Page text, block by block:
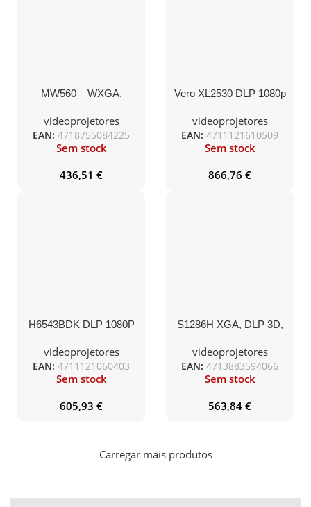
MW560 – WXGA,
USB-A, 3D, SmartEco,
videoprojetores
EAN: 4718755084225
Sem stock
436,51 €
Vero XL2530 DLP 1080p
2.9 Kg Carrying Case
EURO Power –
videoprojetores
EAN: 4711121610509
Sem stock
866,76 €
H6543BDK DLP 1080P
3.7KG EURO POWER
videoprojetores
EAN: 4711121060403
Sem stock
605,93 €
S1286H XGA, DLP 3D,
short throw 0.6, 2.7kg,
EURO EMEA
videoprojetores
EAN: 4713883594066
Sem stock
563,84 €
Carregar mais produtos